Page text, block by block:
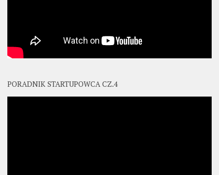
PORADNIK STARTUPOWCA CZ.4